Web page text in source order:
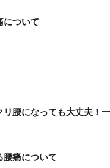
について
腰になっても大丈夫！
痛について